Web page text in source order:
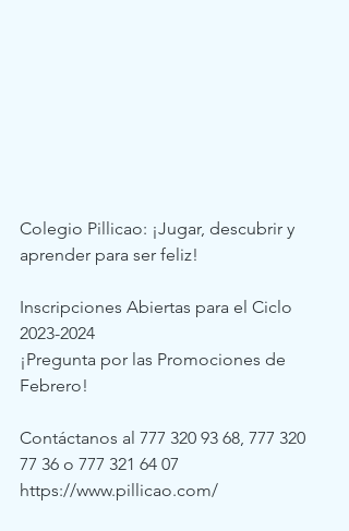
Colegio Pillicao: ¡Jugar, descubrir y
aprender para ser feliz!
Inscripciones Abiertas para el Ciclo
2023-2024
¡Pregunta por las Promociones de
Febrero!
Contáctanos al 777 320 93 68, 777 320
77 36 o 777 321 64 07
https://www.pillicao.com/